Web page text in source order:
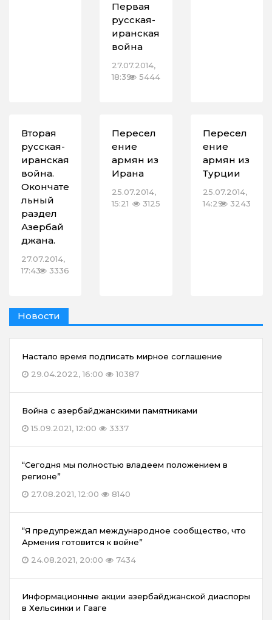
Первая
русская-
иранская
война
27.07.2014,
18:39 5444
Вторая
русская-
иранская
война.
Окончате
льный
раздел
Азербай
джана.
27.07.2014,
17:43
3336
Пересел
ение
армян из
Ирана
25.07.2014,
15:21
3125
Пересел
ение
армян из
Турции
25.07.2014,
14:29 3243
Новости
Настало время подписать мирное соглашение
29.04.2022, 16:00
10387
Война с азербайджанскими памятниками
15.09.2021, 12:00
3337
“Сегодня мы полностью владеем положением в
регионе”
27.08.2021, 12:00
8140
“Я предупреждал международное сообщество, что
Армения готовится к войне”
24.08.2021, 20:00
7434
Информационные акции азербайджанской диаспоры
в Хельсинки и Гааге